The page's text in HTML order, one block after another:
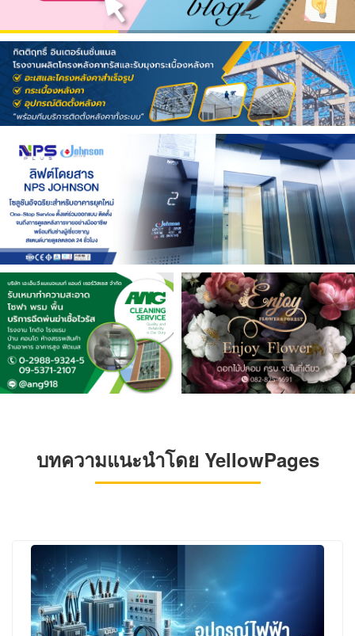
บทความแนะนำโดย YellowPages